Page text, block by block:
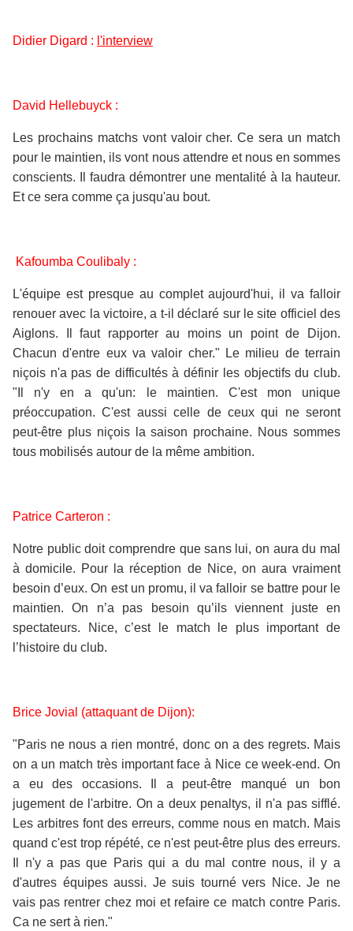
Didier Digard : l'interview
David Hellebuyck :
Les prochains matchs vont valoir cher. Ce sera un match
pour le maintien, ils vont nous attendre et nous en sommes
conscients. Il faudra démontrer une mentalité à la hauteur.
Et ce sera comme ça jusqu'au bout.
Kafoumba Coulibaly :
L'équipe est presque au complet aujourd'hui, il va falloir
renouer avec la victoire, a t-il déclaré sur le site officiel des
Aiglons. Il faut rapporter au moins un point de Dijon.
Chacun d'entre eux va valoir cher." Le milieu de terrain
niçois n'a pas de difficultés à définir les objectifs du club.
"Il n'y en a qu'un: le maintien. C'est mon unique
préoccupation. C'est aussi celle de ceux qui ne seront
peut-être plus niçois la saison prochaine. Nous sommes
tous mobilisés autour de la même ambition.
Patrice Carteron :
Notre public doit comprendre que sans lui, on aura du mal
à domicile. Pour la réception de Nice, on aura vraiment
besoin d’eux. On est un promu, il va falloir se battre pour le
maintien. On n’a pas besoin qu’ils viennent juste en
spectateurs. Nice, c’est le match le plus important de
l’histoire du club.
Brice Jovial (attaquant de Dijon):
"Paris ne nous a rien montré, donc on a des regrets. Mais
on a un match très important face à Nice ce week-end. On
a eu des occasions. Il a peut-être manqué un bon
jugement de l'arbitre. On a deux penaltys, il n'a pas sifflé.
Les arbitres font des erreurs, comme nous en match. Mais
quand c'est trop répété, ce n'est peut-être plus des erreurs.
Il n'y a pas que Paris qui a du mal contre nous, il y a
d'autres équipes aussi. Je suis tourné vers Nice. Je ne
vais pas rentrer chez moi et refaire ce match contre Paris.
Ca ne sert à rien."